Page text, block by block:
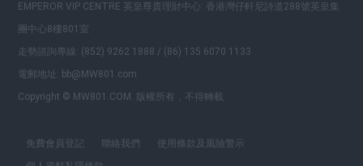
EMPEROR VIP CENTRE 英皇尊貴理財中心: 香港灣仔軒尼詩道288號英皇集
團中心8樓801室
走勢諮詢專線: (852) 9262 1888 / (86) 135 6070 1133
電郵地址: bb@MW801.com
Copyright © MW801.COM. 版權所有，不得轉載
免費會員登記 聯絡我們
使用條款及風險警示